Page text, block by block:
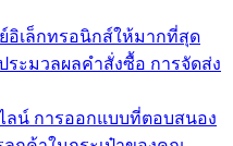
อิเล็กทรอนิกส์ให้มากที่สุด
ระมวลผลคำสั่งซื้อ การจัดส่ง
ลน์ การออกแบบที่ตอบสนอง